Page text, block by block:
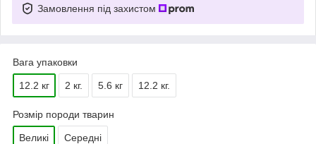
Замовлення під захистом
Вага упаковки
12.2 кг 2 кг. 5.6 кг 12.2 кг.
Розмір породи тварин
Великі Середні